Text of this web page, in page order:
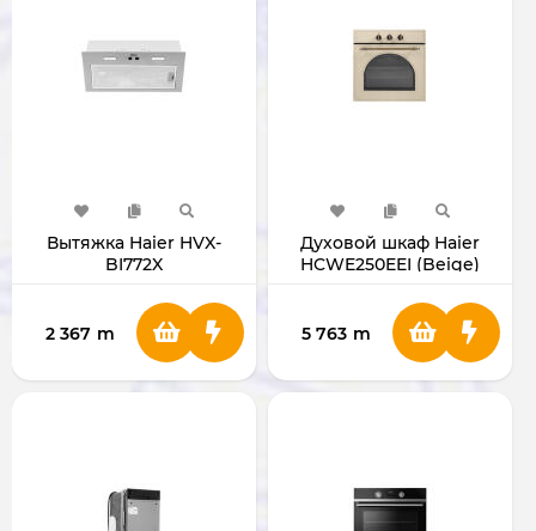
Вытяжка Haier HVX-
BI772X
2 367 m
Духовой шкаф Haier
HCWE250EEI (Beige)
5 763 m